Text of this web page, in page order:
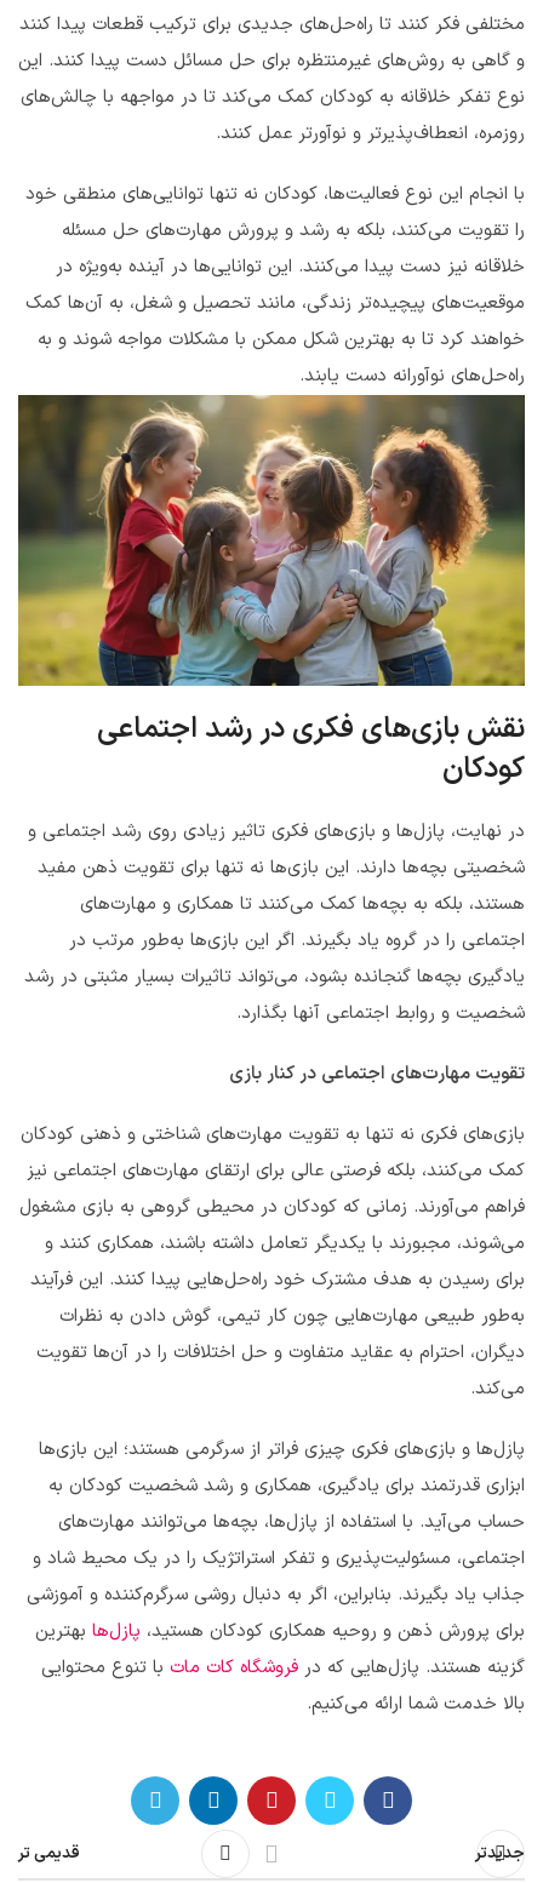
مختلفی فکر کنند تا راه‌حل‌های جدیدی برای ترکیب قطعات پیدا کنند
و گاهی به روش‌های غیرمنتظره برای حل مسائل دست پیدا کنند. این
نوع تفکر خلاقانه به کودکان کمک می‌کند تا در مواجهه با چالش‌های
روزمره، انعطاف‌پذیرتر و نوآورتر عمل کنند.
با انجام این نوع فعالیت‌ها، کودکان نه تنها توانایی‌های منطقی خود
را تقویت می‌کنند، بلکه به رشد و پرورش مهارت‌های حل مسئله
خلاقانه نیز دست پیدا می‌کنند. این توانایی‌ها در آینده به‌ویژه در
موقعیت‌های پیچیده‌تر زندگی، مانند تحصیل و شغل، به آن‌ها کمک
خواهند کرد تا به بهترین شکل ممکن با مشکلات مواجه شوند و به
راه‌حل‌های نوآورانه دست یابند.
نقش بازی‌های فکری در رشد اجتماعی
کودکان
در نهایت، پازل‌ها و بازی‌های فکری تاثیر زیادی روی رشد اجتماعی و
شخصیتی بچه‌ها دارند. این بازی‌ها نه تنها برای تقویت ذهن مفید
هستند، بلکه به بچه‌ها کمک می‌کنند تا همکاری و مهارت‌های
اجتماعی را در گروه یاد بگیرند. اگر این بازی‌ها به‌طور مرتب در
یادگیری بچه‌ها گنجانده بشود، می‌تواند تاثیرات بسیار مثبتی در رشد
شخصیت و روابط اجتماعی‌ آنها بگذارد.
تقویت مهارت‌های اجتماعی در کنار بازی
بازی‌های فکری نه تنها به تقویت مهارت‌های شناختی و ذهنی کودکان
کمک می‌کنند، بلکه فرصتی عالی برای ارتقای مهارت‌های اجتماعی نیز
فراهم می‌آورند. زمانی که کودکان در محیطی گروهی به بازی مشغول
می‌شوند، مجبورند با یکدیگر تعامل داشته باشند، همکاری کنند و
برای رسیدن به هدف مشترک خود راه‌حل‌هایی پیدا کنند. این فرآیند
به‌طور طبیعی مهارت‌هایی چون کار تیمی، گوش دادن به نظرات
دیگران، احترام به عقاید متفاوت و حل اختلافات را در آن‌ها تقویت
می‌کند.
پازل‌ها و بازی‌های فکری چیزی فراتر از سرگرمی هستند؛ این بازی‌ها
ابزاری قدرتمند برای یادگیری، همکاری و رشد شخصیت کودکان به
حساب می‌آید. با استفاده از پازل‌ها، بچه‌ها می‌توانند مهارت‌های
اجتماعی، مسئولیت‌پذیری و تفکر استراتژیک را در یک محیط شاد و
جذاب یاد بگیرند. بنابراین، اگر به دنبال روشی سرگرم‌کننده و آموزشی
برای پرورش ذهن و روحیه همکاری کودکان هستید، پازل‌ها بهترین
گزینه‌ هستند. پازل‌هایی که در فروشگاه کات مات با تنوع محتوایی
بالا خدمت شما ارائه می‌کنیم.
جدیدتر قدیمی تر